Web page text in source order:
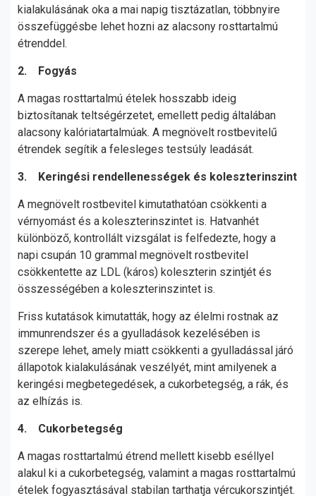
kialakulásának oka a mai napig tisztázatlan, többnyire
összefüggésbe lehet hozni az alacsony rosttartalmú
étrenddel.
2. Fogyás
A magas rosttartalmú ételek hosszabb ideig
biztosítanak teltségérzetet, emellett pedig általában
alacsony kalóriatartalmúak. A megnövelt rostbevitelű
étrendek segítik a felesleges testsúly leadását.
3. Keringési rendellenességek és koleszterinszint
A megnövelt rostbevitel kimutathatóan csökkenti a
vérnyomást és a koleszterinszintet is. Hatvanhét
különböző, kontrollált vizsgálat is felfedezte, hogy a
napi csupán 10 grammal megnövelt rostbevitel
csökkentette az LDL (káros) koleszterin szintjét és
összességében a koleszterinszintet is.
Friss kutatások kimutatták, hogy az élelmi rostnak az
immunrendszer és a gyulladások kezelésében is
szerepe lehet, amely miatt csökkenti a gyulladással járó
állapotok kialakulásának veszélyét, mint amilyenek a
keringési megbetegedések, a cukorbetegség, a rák, és
az elhízás is.
4. Cukorbetegség
A magas rosttartalmú étrend mellett kisebb eséllyel
alakul ki a cukorbetegség, valamint a magas rosttartalmú
ételek fogyasztásával stabilan tarthatja vércukorszintjét.